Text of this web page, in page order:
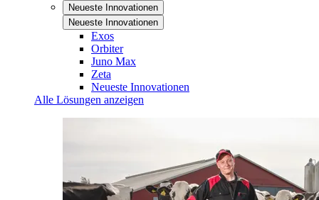
Neueste Innovationen
Neueste Innovationen
Exos
Orbiter
Juno Max
Zeta
Neueste Innovationen
Alle Lösungen anzeigen